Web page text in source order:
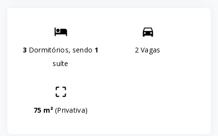
3 Dormitórios, sendo 1
suíte
2 Vagas
75 m² (Privativa)